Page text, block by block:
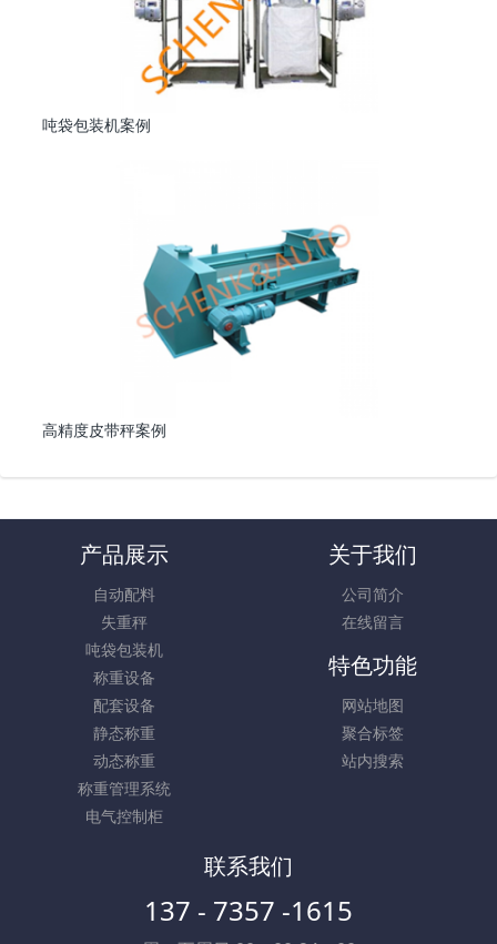
吨袋包装机案例
高精度皮带秤案例
产品展示
自动配料
失重秤
吨袋包装机
称重设备
配套设备
静态称重
动态称重
称重管理系统
电气控制柜
关于我们
公司简介
在线留言
特色功能
网站地图
聚合标签
站内搜索
联系我们
137 - 7357 -1615